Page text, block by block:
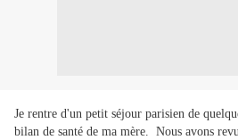
Je rentre d'un petit séjour parisien de
bilan de santé de ma mère. Nous avons